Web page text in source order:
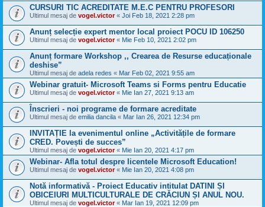
CURSURI TIC ACREDITATE M.E.C PENTRU PROFESORI
Ultimul mesaj de vogel.victor« Joi Feb 18, 2021 2:28 pm
Anunț selecție expert mentor local proiect POCU ID 106250
Ultimul mesaj de vogel.victor« Mie Feb 10, 2021 2:02 pm
Anunț formare Workshop ,, Crearea de Resurse educaționale
deshise”
Ultimul mesaj de adela redes « Mar Feb 02, 2021 9:55 am
Webinar gratuit- Microsoft Teams si Forms pentru Educatie
Ultimul mesaj de vogel.victor« Mie Ian 27, 2021 9:13 am
Înscrieri - noi programe de formare acreditate
Ultimul mesaj de emilia dancila « Mar Ian 26, 2021 12:34 pm
INVITAȚIE la evenimentul online „Activitățile de formare
CRED. Povești de succes”
Ultimul mesaj de vogel.victor« Mie Ian 20, 2021 4:17 pm
Webinar- Afla totul despre licentele Microsoft Education!
Ultimul mesaj de vogel.victor« Mie Ian 20, 2021 4:08 pm
Notă informativă - Proiect Educativ intitulat DATINI ȘI
OBICEIURI MULTICULTURALE DE CRĂCIUN ȘI ANUL NOU.
Ultimul mesaj de vogel.victor« Mar Ian 19, 2021 12:09 pm